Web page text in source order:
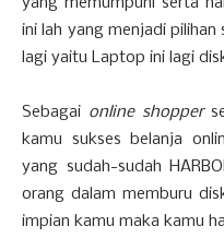
ini lah yang menjadi
lagi yaitu Laptop ini lagi
Sebagai online shopper
kamu sukses belanja
yang sudah-sudah
orang dalam memburu
impian kamu maka kamu